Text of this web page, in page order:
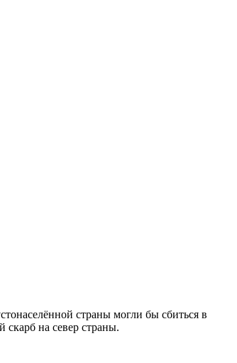
страны могли бы сбиться в
скарб на север страны.